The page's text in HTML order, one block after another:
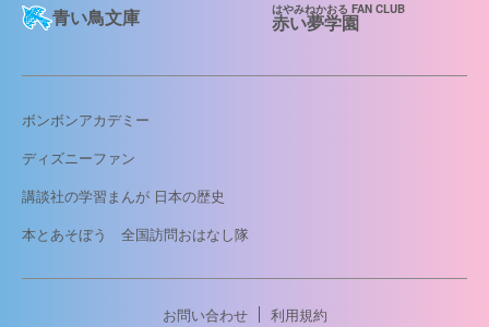
青い鳥文庫
はやみねかおる FAN CLUB
赤い夢学園
ボンボンアカデミー
ディズニーファン
講談社の学習まんが 日本の歴史
本とあそぼう 全国訪問おはなし隊
お問い合わせ
利用規約